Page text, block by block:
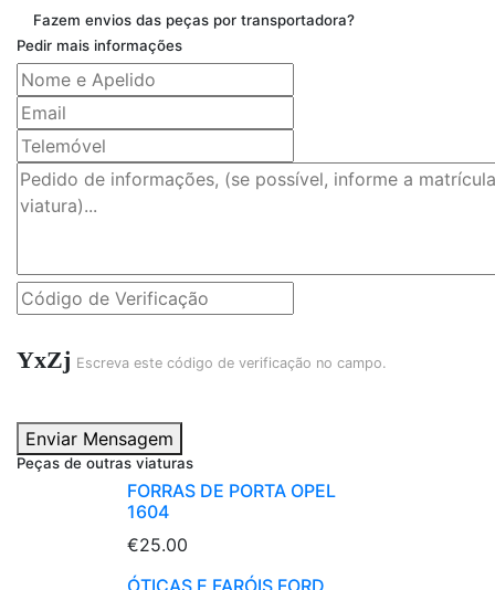
Fazem envios das peças por transportadora?
Pedir mais informações
YxZj Escreva este código de verificação no campo.
Enviar Mensagem
Peças de outras viaturas
FORRAS DE PORTA OPEL
1604
€25.00